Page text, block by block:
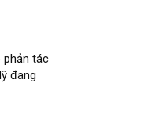
phản tác
đang